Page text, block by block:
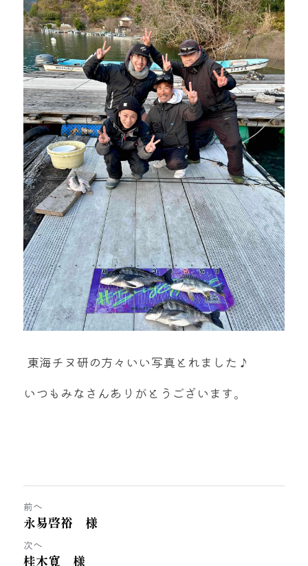
東海チヌ研の方々いい写真とれました♪
いつもみなさんありがとうございます。
前へ
永易啓裕 様
次へ
桂木寛 様